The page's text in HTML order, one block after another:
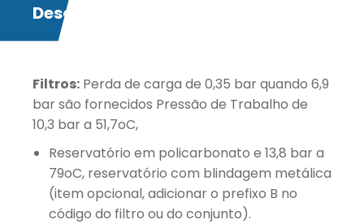
Descrição
Filtros: Perda de carga de 0,35 bar quando 6,9
bar são fornecidos Pressão de Trabalho de
10,3 bar a 51,7oC,
Reservatório em policarbonato e 13,8 bar a
79oC, reservatório com blindagem metálica
(item opcional, adicionar o prefixo B no
código do filtro ou do conjunto).